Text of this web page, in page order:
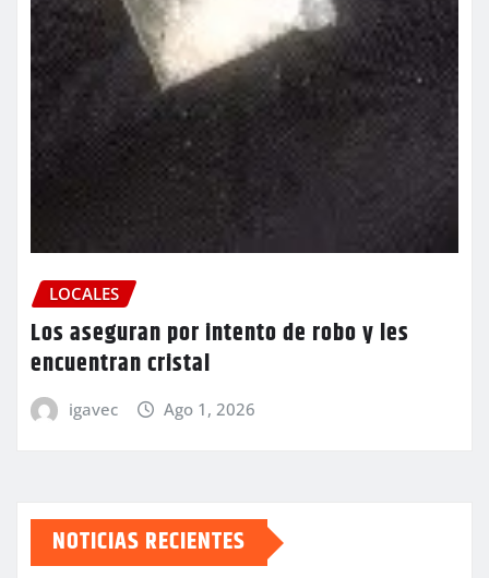
LOCALES
Los aseguran por intento de robo y les
encuentran cristal
igavec Ago 1, 2026
NOTICIAS RECIENTES